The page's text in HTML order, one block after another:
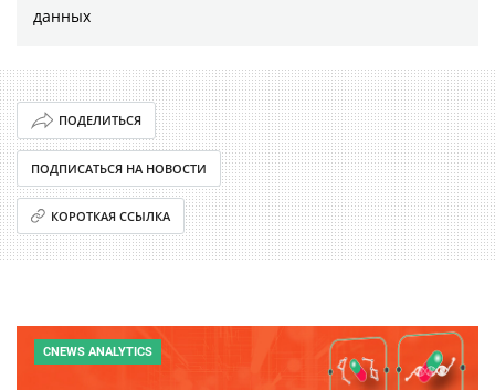
данных
ПОДЕЛИТЬСЯ
ПОДПИСАТЬСЯ НА НОВОСТИ
КОРОТКАЯ ССЫЛКА
CNEWS ANALYTICS